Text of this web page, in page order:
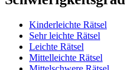
Kinderleichte Rätsel
Sehr leichte Rätsel
Leichte Rätsel
Mittelleichte Rätsel